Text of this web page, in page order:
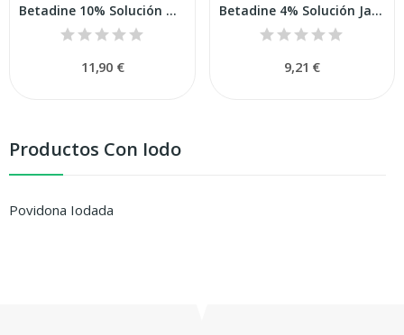
Productos Con Iodo
Povidona Iodada
Betadine 10% Solución Dermica 125 Ml
11,90 €
Betadine 4% Solución Jabonosa 125 Ml
9,21 €